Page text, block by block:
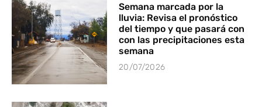
Semana marcada por la
lluvia: Revisa el pronóstico
del tiempo y que pasará con
con las precipitaciones esta
semana
20/07/2026